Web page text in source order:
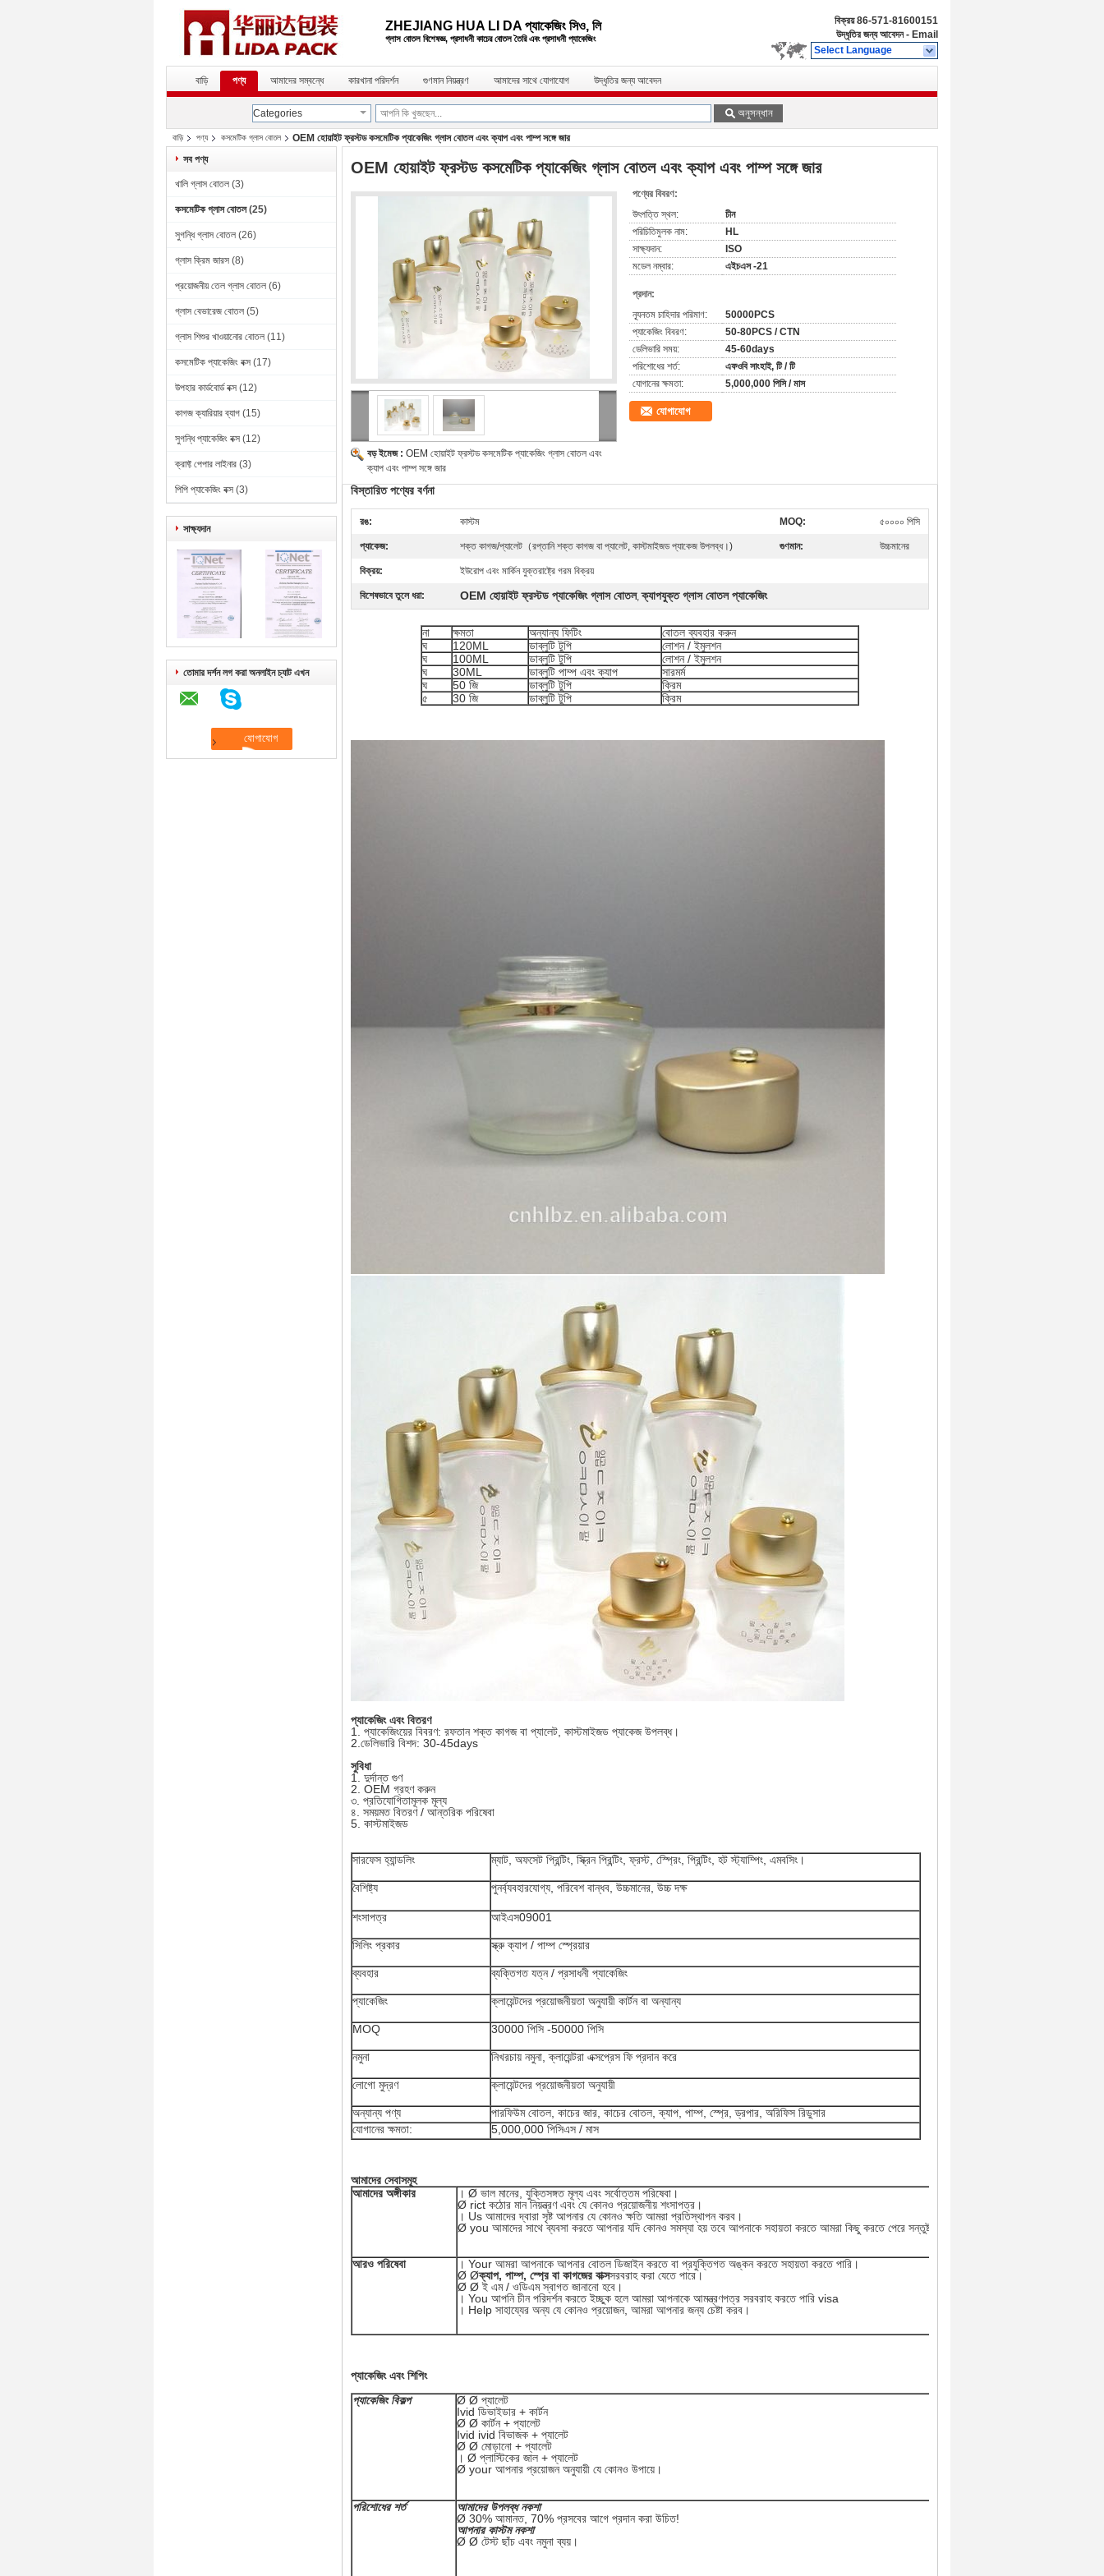
ZHEJIANG HUA LI DA প্যাকেজিং সিও, লি
গ্লাস বোতল বিশেষজ্ঞ, প্রসাধনী কাচের বোতলতৈরি এবং প্রসাধনী প্যাকেজিং
বিক্রয়86-571-81600151
উদ্ধৃতির জন্য আবেদন - Email
Select Language
বাড়ি পণ্য আমাদের সম্বন্ধে কারখানা পরিদর্শন গুণমান নিয়ন্ত্রণ আমাদের সাথে যোগাযোগ উদ্ধৃতির জন্য আবেদন
Categories অনুসন্ধান
বাড়ি পণ্য কসমেটিক গ্লাস বোতল
OEM হোয়াইট ফ্রস্টড কসমেটিক প্যাকেজিং গ্লাস বোতল এবং ক্যাপ এবং পাম্প সঙ্গে জার
সব পণ্য
খালি গ্লাস বোতল (3)
কসমেটিক গ্লাস বোতল (25)
সুগন্ধি গ্লাস বোতল (26)
গ্লাস ক্রিম জারস (8)
প্রয়োজনীয় তেল গ্লাস বোতল (6)
গ্লাস বেভারেজ বোতল (5)
গ্লাস শিশুর খাওয়ানোর বোতল (11)
কসমেটিক প্যাকেজিং বক্স (17)
উপহার কার্ডবোর্ড বক্স (12)
কাগজ ক্যারিয়ার ব্যাগ (15)
সুগন্ধি প্যাকেজিং বক্স (12)
ক্রাফ্ট পেপার লাইনার (3)
পিপি প্যাকেজিং বক্স (3)
সাক্ষ্যদান
তোমার দর্শন লগ করা অনলাইন চ্যাট এখন
OEM হোয়াইট ফ্রস্টড কসমেটিক প্যাকেজিং গ্লাস বোতল এবং ক্যাপ এবং পাম্প সঙ্গে জার
বড় ইমেজ : OEM হোয়াইট ফ্রস্টড কসমেটিক প্যাকেজিং গ্লাস বোতল এবং
ক্যাপ এবং পাম্প সঙ্গে জার
পণ্যের বিবরণ:
উৎপত্তি স্থল:
চীন
পরিচিতিমুলক নাম:
HL
সাক্ষ্যদান:
ISO
মডেল নম্বার:
এইচএস -21
প্রদান:
ন্যূনতম চাহিদার পরিমাণ:
50000PCS
প্যাকেজিং বিবরণ:
50-80PCS / CTN
ডেলিভারি সময়:
45-60days
পরিশোধের শর্ত:
এফওবি সাংহাই, টি / টি
যোগানের ক্ষমতা:
5,000,000 পিসি / মাস
যোগাযোগ
বিস্তারিত পণ্যের বর্ণনা
রঙ: কাস্টম MOQ: ৫০০০০ পিসি
প্যাকেজ: শক্ত কাগজ/প্যালেট（রপ্তানি শক্ত কাগজ বা প্যালেট, কাস্টমাইজড প্যাকেজ উপলব্ধ।) গুণমান: উচ্চমানের
বিক্রয়: ইউরোপ এবং মার্কিন যুক্তরাষ্ট্রে গরম বিক্রয়
বিশেষভাবে তুলে ধরা: OEM হোয়াইট ফ্রস্টড প্যাকেজিং গ্লাস বোতল,ক্যাপযুক্ত গ্লাস বোতল প্যাকেজিং
না ক্ষমতা অন্যান্য ফিটিং
বোতল ব্যবহার করুন
ঘ
120ML ডাব্লুটি টুপি
লোশন / ইমুলশন
ঘ
100ML ডাব্লুটি টুপি
লোশন / ইমুলশন
ঘ
30ML ডাব্লুটি পাম্প এবং ক্যাপ
সারমর্ম
ঘ
50 জি ডাব্লুটি টুপি
ক্রিম
৫
30 জি ডাব্লুটি টুপি ক্রিম
প্যাকেজিং এবং বিতরণ
1. প্যাকেজিংয়ের বিবরণ: রফতান শক্ত কাগজ বা প্যালেট, কাস্টমাইজড প্যাকেজ উপলব্ধ।
2.ডেলিভারি বিশদ: 30-45days
সুবিধা
1. দুর্দান্ত গুণ
2. OEM গ্রহণ করুন
৩. প্রতিযোগিতামূলক মূল্য
৪. সময়মত বিতরণ / আন্তরিক পরিষেবা
5. কাস্টমাইজড
সারফেস হ্যান্ডলিং ম্যাট, অফসেট প্রিন্টিং, স্ক্রিন প্রিন্টিং, ফ্রস্ট, স্প্রেিং, প্রিন্টিং, হট স্ট্যাম্পিং, এমবসিং।
বৈশিষ্ট্য পুনর্ব্যবহারযোগ্য, পরিবেশ বান্ধব, উচ্চমানের, উচ্চ দক্ষ
শংসাপত্র আইএস09001
সিলিং প্রকার স্ক্রু ক্যাপ / পাম্প স্প্রেয়ার
ব্যবহার ব্যক্তিগত যত্ন / প্রসাধনী প্যাকেজিং
প্যাকেজিং ক্লায়েন্টদের প্রয়োজনীয়তা অনুযায়ী কার্টন বা অন্যান্য
MOQ 30000 পিসি -50000 পিসি
নমুনা নিখরচায় নমুনা, ক্লায়েন্টরা এক্সপ্রেস ফি প্রদান করে
লোগো মুদ্রণ ক্লায়েন্টদের প্রয়োজনীয়তা অনুযায়ী
অন্যান্য পণ্য
পারফিউম বোতল, কাচের জার, কাচের বোতল, ক্যাপ, পাম্প, স্প্রে, ড্রপার, অরিফিস রিডুসার
যোগানের ক্ষমতা:
5,000,000 পিসিএস / মাস
আমাদের সেবাসমূহ
আমাদের অঙ্গীকার
। Ø ভাল মানের, যুক্তিসঙ্গত মূল্য এবং সর্বোত্তম পরিষেবা।
Ø rict কঠোর মান নিয়ন্ত্রণ এবং যে কোনও প্রয়োজনীয় শংসাপত্র।
। Us আমাদের দ্বারা সৃষ্ট আপনার যে কোনও ক্ষতি আমরা প্রতিস্থাপন করব।
Ø you আমাদের সাথে ব্যবসা করতে আপনার যদি কোনও সমস্যা হয় তবে আপনাকে সহায়তা করতে আমরা কিছু করতে পেরে সন্তুষ্ট।
আরও পরিষেবা
। Your আমরা আপনাকে আপনার বোতল ডিজাইন করতে বা প্রযুক্তিগত অঙ্কন করতে সহায়তা করতে পারি।
Ø Øক্যাপ, পাম্প, স্প্রে বা কাগজের বাক্সসরবরাহ করা যেতে পারে।
Ø Ø ই এম / ওডিএম স্বাগত জানানো হবে।
। You আপনি চীন পরিদর্শন করতে ইচ্ছুক হলে আমরা আপনাকে আমন্ত্রণপত্র সরবরাহ করতে পারি visa
। Help সাহায্যের অন্য যে কোনও প্রয়োজন, আমরা আপনার জন্য চেষ্টা করব।
প্যাকেজিং এবং শিপিং
প্যাকেজিং বিকল্প
Ø Ø প্যালেট
Ivid ডিভাইডার + কার্টন
Ø Ø কার্টন + প্যালেট
Ivid ivid বিভাজক + প্যালেট
Ø Ø মোড়ানো + প্যালেট
। Ø প্লাস্টিকের জাল + প্যালেট
Ø your আপনার প্রয়োজন অনুযায়ী যে কোনও উপায়ে।
পরিশোধের শর্ত
আমাদের উপলব্ধ নকশা
Ø 30% আমানত, 70% প্রসবের আগে প্রদান করা উচিত!
আপনার কাস্টম নকশা
Ø Ø টেস্ট ছাঁচ এবং নমুনা ব্যয়।